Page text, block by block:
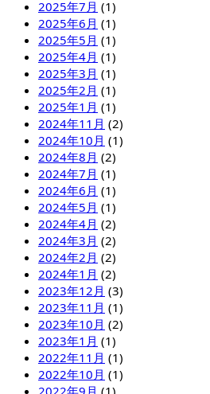
2025年7月 (1)
2025年6月 (1)
2025年5月 (1)
2025年4月 (1)
2025年3月 (1)
2025年2月 (1)
2025年1月 (1)
2024年11月 (2)
2024年10月 (1)
2024年8月 (2)
2024年7月 (1)
2024年6月 (1)
2024年5月 (1)
2024年4月 (2)
2024年3月 (2)
2024年2月 (2)
2024年1月 (2)
2023年12月 (3)
2023年11月 (1)
2023年10月 (2)
2023年1月 (1)
2022年11月 (1)
2022年10月 (1)